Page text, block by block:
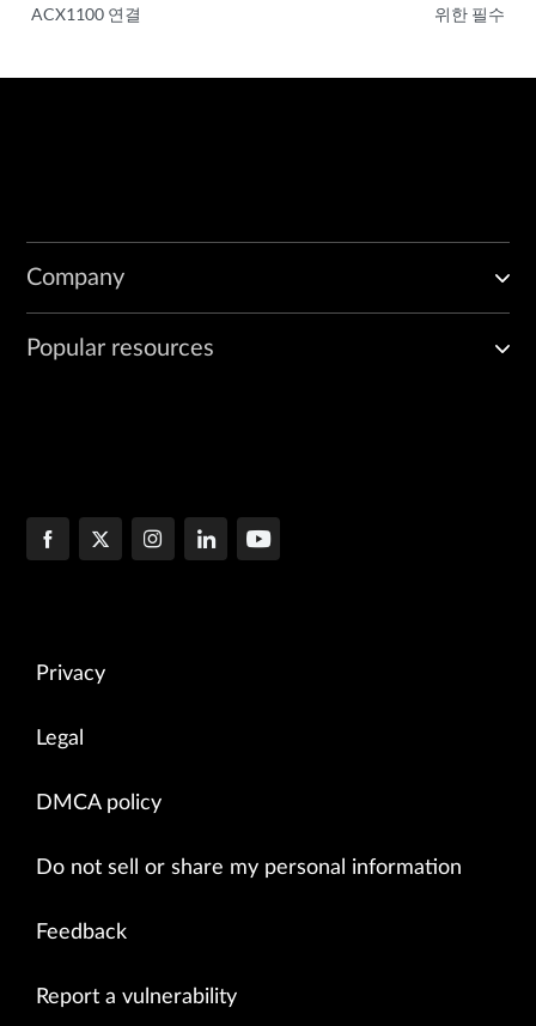
ACX1100 연결
위한 필수
Company
Popular resources
Privacy
Legal
DMCA policy
Do not sell or share my personal information
Feedback
Report a vulnerability